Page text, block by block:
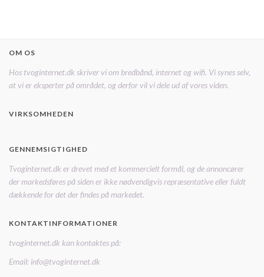
OM OS
Hos tvoginternet.dk skriver vi om bredbånd, internet og wifi. Vi synes selv,
at vi er eksperter på området, og derfor vil vi dele ud af vores viden.
VIRKSOMHEDEN
GENNEMSIGTIGHED
Tvoginternet.dk er drevet med et kommercielt formål, og de annoncører
der markedsføres på siden er ikke nødvendigvis repræsentative eller fuldt
dækkende for det der findes på markedet.
KONTAKTINFORMATIONER
tvoginternet.dk kan kontaktes på:
Email: info@tvoginternet.dk